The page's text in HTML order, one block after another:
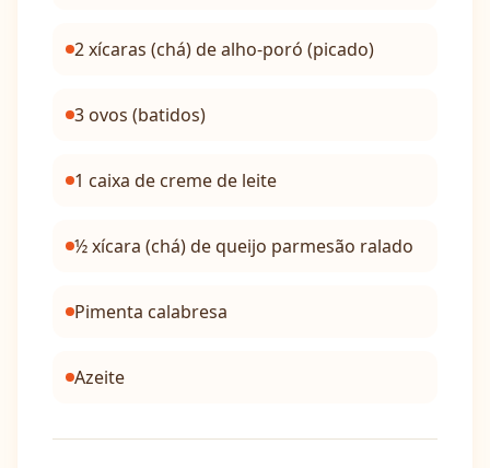
2 xícaras (chá) de alho-poró (picado)
3 ovos (batidos)
1 caixa de creme de leite
½ xícara (chá) de queijo parmesão ralado
Pimenta calabresa
Azeite